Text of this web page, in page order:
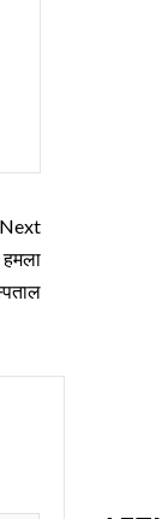
Next
हमला